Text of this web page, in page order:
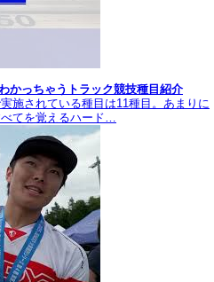
かっちゃうトラック競技種目紹介
施されている種目は11種目。あまりに
てを覚えるハード…